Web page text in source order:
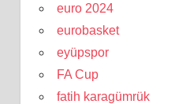
euro 2024
eurobasket
eyüpspor
FA Cup
fatih karagümrük